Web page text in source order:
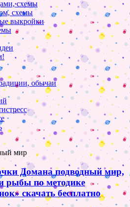
схемы
схемы
выкройки
обычаи
мир
Домана подводный мир,
рыбы по методике
скачать бесплатно